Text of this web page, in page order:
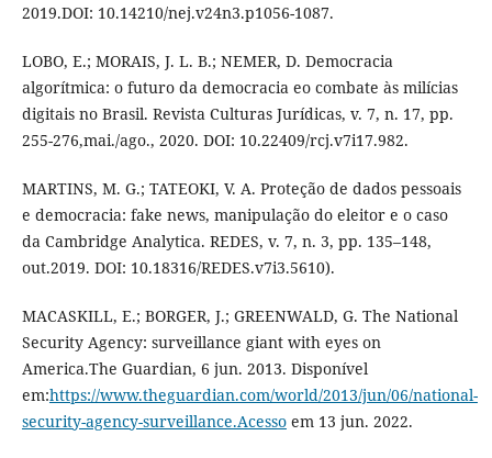
2019.DOI: 10.14210/nej.v24n3.p1056-1087.
LOBO, E.; MORAIS, J. L. B.; NEMER, D. Democracia
algorítmica: o futuro da democracia eo combate às milícias
digitais no Brasil. Revista Culturas Jurídicas, v. 7, n. 17, pp.
255-276,mai./ago., 2020. DOI: 10.22409/rcj.v7i17.982.
MARTINS, M. G.; TATEOKI, V. A. Proteção de dados pessoais
e democracia: fake news, manipulação do eleitor e o caso
da Cambridge Analytica. REDES, v. 7, n. 3, pp. 135–148,
out.2019. DOI: 10.18316/REDES.v7i3.5610).
MACASKILL, E.; BORGER, J.; GREENWALD, G. The National
Security Agency: surveillance giant with eyes on
America.The Guardian, 6 jun. 2013. Disponível
em:https://www.theguardian.com/world/2013/jun/06/national-
security-agency-surveillance.Acessoem 13 jun. 2022.